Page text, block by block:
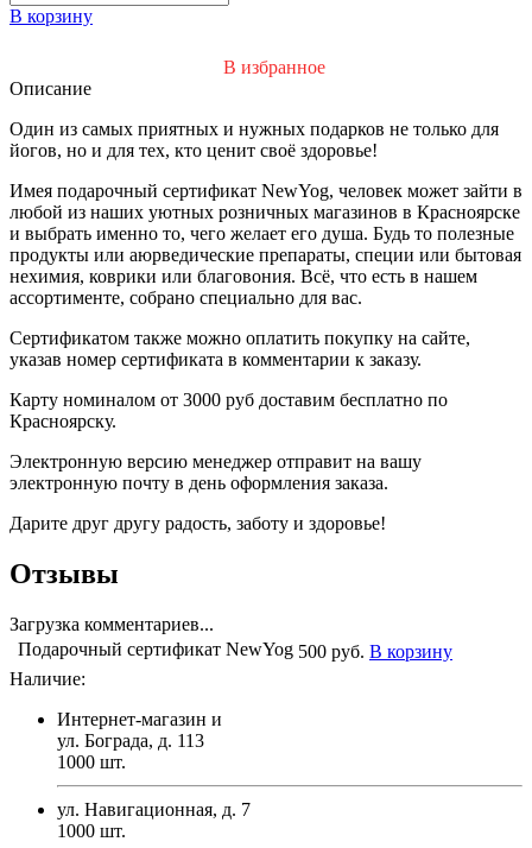
В корзину
В избранное
Описание
Один из самых приятных и нужных подарков не только для
йогов, но и для тех, кто ценит своё здоровье!
Имея подарочный сертификат NewYog, человек может зайти в
любой из наших уютных розничных магазинов в Красноярске
и выбрать именно то, чего желает его душа. Будь то полезные
продукты или аюрведические препараты, специи или бытовая
нехимия, коврики или благовония. Всё, что есть в нашем
ассортименте, собрано специально для вас.
Сертификатом также можно оплатить покупку на сайте,
указав номер сертификата в комментарии к заказу.
Карту номиналом от 3000 руб доставим бесплатно по
Красноярску.
Электронную версию менеджер отправит на вашу
электронную почту в день оформления заказа.
Дарите друг другу радость, заботу и здоровье!
Отзывы
Загрузка комментариев...
Подарочный сертификат NewYog 500 руб. В корзину
Наличие:
Интернет-магазин и
ул. Бограда, д. 113
1000 шт.
ул. Навигационная, д. 7
1000 шт.